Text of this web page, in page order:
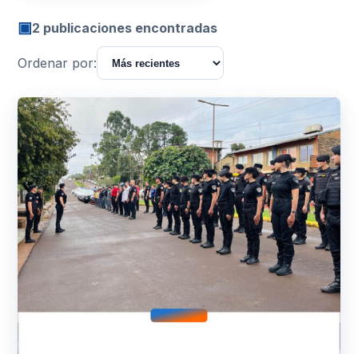
▣2 publicaciones encontradas
Ordenar por: